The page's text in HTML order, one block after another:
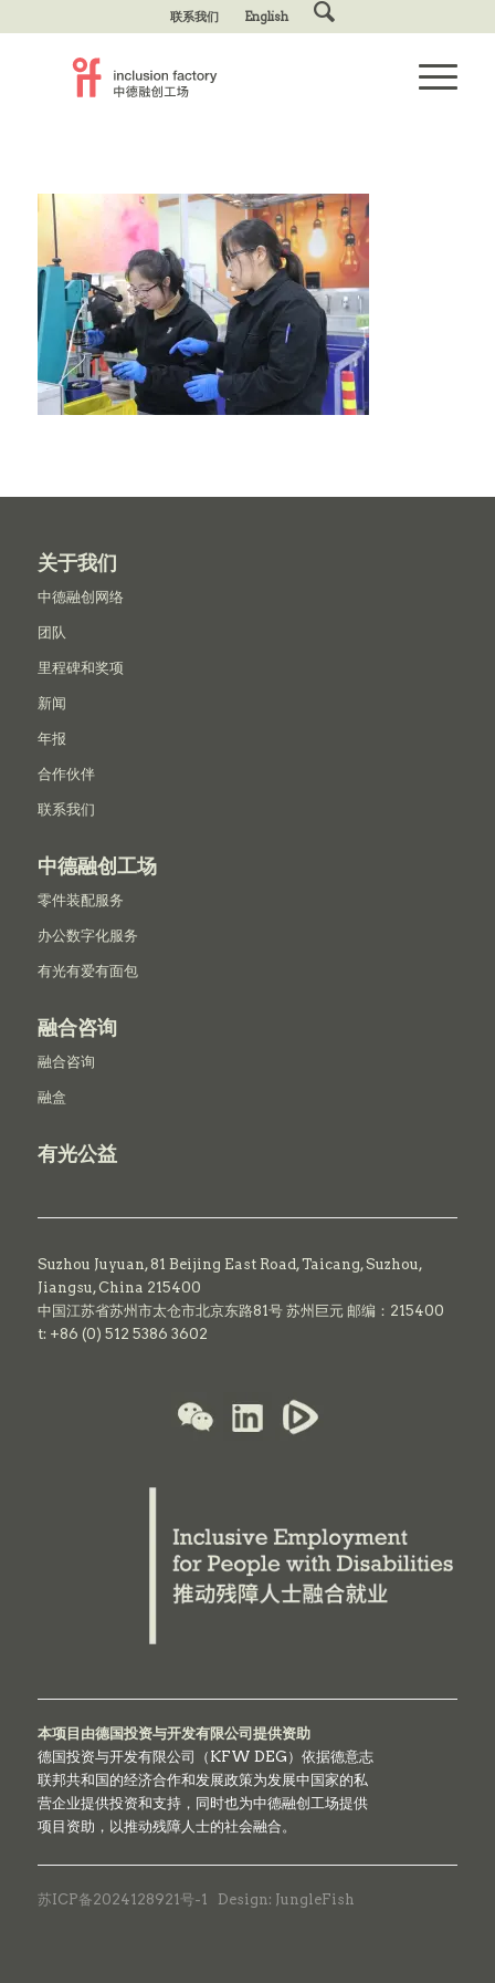
联系我们 English
关于我们
中德融创网络
团队
里程碑和奖项
新闻
年报
合作伙伴
联系我们
中德融创工场
零件装配服务
办公数字化服务
有光有爱有面包
融合咨询
融合咨询
融盒
有光公益
Suzhou Juyuan, 81 Beijing East Road,Taicang,Suzhou,
Jiangsu, China 215400
中国江苏省苏州市太仓市北京东路81号 苏州巨元 邮编：215400
t: +86 (0) 512 5386 3602
本项目由德国投资与开发有限公司提供资助
德国投资与开发有限公司（KFW DEG）依据德意志
联邦共和国的经济合作和发展政策为发展中国家的私
营企业提供投资和支持，同时也为中德融创工场提供
项目资助，以推动残障人士的社会融合。
苏ICP备2024128921号-1 Design: JungleFish